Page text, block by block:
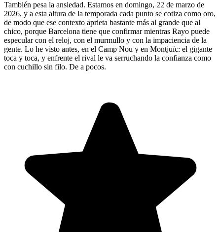
También pesa la ansiedad. Estamos en domingo, 22 de marzo de
2026, y a esta altura de la temporada cada punto se cotiza como oro,
de modo que ese contexto aprieta bastante más al grande que al
chico, porque Barcelona tiene que confirmar mientras Rayo puede
especular con el reloj, con el murmullo y con la impaciencia de la
gente. Lo he visto antes, en el Camp Nou y en Montjuïc: el gigante
toca y toca, y enfrente el rival le va serruchando la confianza como
con cuchillo sin filo. De a pocos.